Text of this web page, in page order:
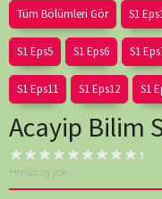
Tüm Bölümleri Gör S1
S1 Eps5 S1 Eps6 S1
S1 Eps11 S1 Eps12 S1
Acayip Bilim
Henüz oy yok